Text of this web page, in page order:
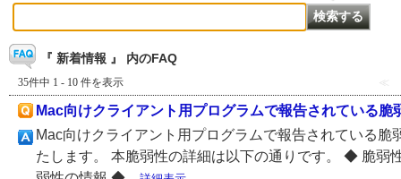
『 新着情報 』 内のFAQ
35件中 1 - 10 件を表示 ≪
Mac向けクライアント用プログラムで報告されている
Mac向けクライアント用プログラムで報告されている
たします。 本脆弱性の詳細は以下の通りです。 ◆ 脆